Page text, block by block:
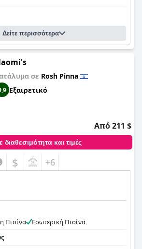
Δείτε περισσότερα
σε Rosh Pinna
Εξαιρετικό
Από 211 $
διαθεσιμότητα και τιμές
$ +6
Πισίνα
Εσωτερική Πισίνα